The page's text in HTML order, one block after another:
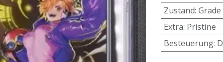
Zustand: Grade
Extra: Pristine
Besteuerung: